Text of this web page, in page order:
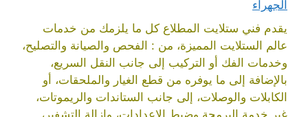
الجهراء
يقدم فني ستلايت المطلاع كل ما يلزمك من خدمات
عالم الستلايت المميزة، من : الفحص والصيانة والتصليح،
وخدمات الفك أو التركيب إلى جانب النقل السريع،
بالإضافة إلى ما يوفره من قطع الغيار والملحقات، أو
الكابلات والوصلات، إلى جانب الستاندات والريموتات،
غير خدمة البرمجة وضبط الإعدادات، وإزالة التشفير،